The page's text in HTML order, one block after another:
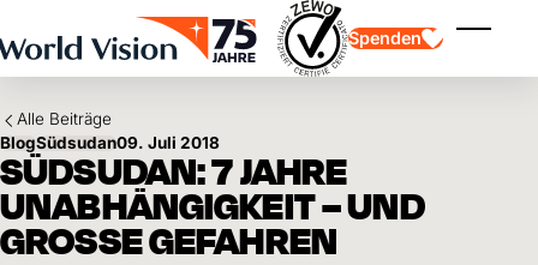
Spenden
Alle Beiträge
BlogSüdsudan09. Juli 2018
SÜDSUDAN: 7 JAHRE
UNABHÄNGIGKEIT – UND
GROSSE GEFAHREN